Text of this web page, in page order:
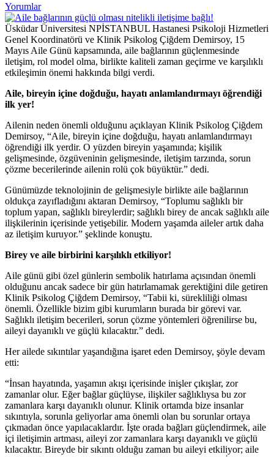
Yorumlar
Üsküdar Üniversitesi NPİSTANBUL Hastanesi Psikoloji Hizmetleri
Genel Koordinatörü ve Klinik Psikolog Çiğdem Demirsoy, 15
Mayıs Aile Günü kapsamında, aile bağlarının güçlenmesinde
iletişim, rol model olma, birlikte kaliteli zaman geçirme ve karşılıklı
etkileşimin önemi hakkında bilgi verdi.
Aile, bireyin içine doğduğu, hayatı anlamlandırmayı öğrendiği
ilk yer!
Ailenin neden önemli olduğunu açıklayan Klinik Psikolog Çiğdem
Demirsoy, “Aile, bireyin içine doğduğu, hayatı anlamlandırmayı
öğrendiği ilk yerdir. O yüzden bireyin yaşamında; kişilik
gelişmesinde, özgüveninin gelişmesinde, iletişim tarzında, sorun
çözme becerilerinde ailenin rolü çok büyüktür.” dedi.
Günümüzde teknolojinin de gelişmesiyle birlikte aile bağlarının
oldukça zayıfladığını aktaran Demirsoy, “Toplumu sağlıklı bir
toplum yapan, sağlıklı bireylerdir; sağlıklı birey de ancak sağlıklı aile
ilişkilerinin içerisinde yetişebilir. Modern yaşamda aileler artık daha
az iletişim kuruyor.” şeklinde konuştu.
Birey ve aile birbirini karşılıklı etkiliyor!
Aile günü gibi özel günlerin sembolik hatırlama açısından önemli
olduğunu ancak sadece bir gün hatırlamamak gerektiğini dile getiren
Klinik Psikolog Çiğdem Demirsoy, “Tabii ki, sürekliliği olması
önemli. Özellikle bizim gibi kurumların burada bir görevi var.
Sağlıklı iletişim becerileri, sorun çözme yöntemleri öğrenilirse bu,
aileyi dayanıklı ve güçlü kılacaktır.” dedi.
Her ailede sıkıntılar yaşandığına işaret eden Demirsoy, şöyle devam
etti:
“İnsan hayatında, yaşamın akışı içerisinde inişler çıkışlar, zor
zamanlar olur. Eğer bağlar güçlüyse, ilişkiler sağlıklıysa bu zor
zamanlara karşı dayanıklı olunur. Klinik ortamda bize insanlar
sıkıntıyla, sorunla geliyorlar ama önemli olan bu sorunlar ortaya
çıkmadan önce yapılacaklardır. İşte orada bağları güçlendirmek, aile
içi iletişimin artması, aileyi zor zamanlara karşı dayanıklı ve güçlü
kılacaktır. Bireyde bir sıkıntı olduğu zaman bu aileyi etkiliyor; aile